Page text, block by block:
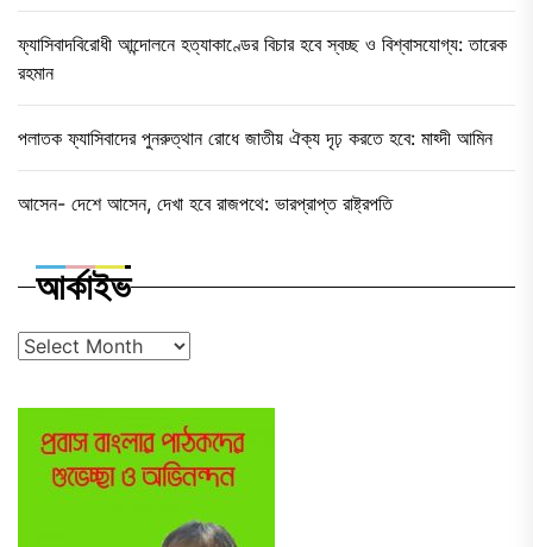
ফ্যাসিবাদবিরোধী আন্দোলনে হত্যাকাণ্ডের বিচার হবে স্বচ্ছ ও বিশ্বাসযোগ্য: তারেক
রহমান
পলাতক ফ্যাসিবাদের পুনরুত্থান রোধে জাতীয় ঐক্য দৃঢ় করতে হবে: মাহ্দী আমিন
আসেন- দেশে আসেন, দেখা হবে রাজপথে: ভারপ্রাপ্ত রাষ্ট্রপতি
আর্কাইভ
আর্কাইভ